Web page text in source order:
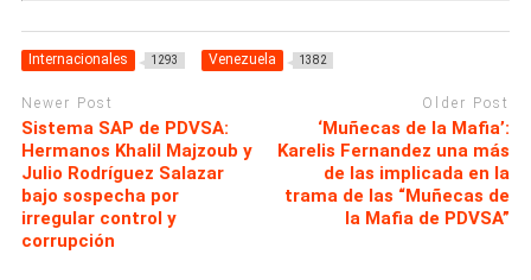
Internacionales 1293 Venezuela 1382
Newer Post
Sistema SAP de PDVSA:
Hermanos Khalil Majzoub y
Julio Rodríguez Salazar
bajo sospecha por
irregular control y
corrupción
Older Post
‘Muñecas de la Mafia’:
Karelis Fernandez una más
de las implicada en la
trama de las “Muñecas de
la Mafia de PDVSA”